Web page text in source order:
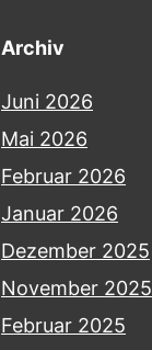
Archiv
Juni 2026
Mai 2026
Februar 2026
Januar 2026
Dezember 2025
November 2025
Februar 2025